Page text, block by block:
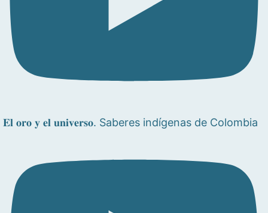
𝐄𝐥 𝐨𝐫𝐨 𝐲 𝐞𝐥 𝐮𝐧𝐢𝐯𝐞𝐫𝐬𝐨. Saberes indígenas de Colombia